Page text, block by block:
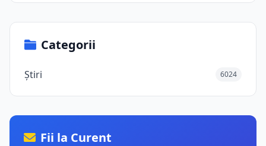
Categorii
Știri 6024
Fii la Curent